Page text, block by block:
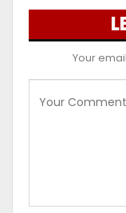
Your